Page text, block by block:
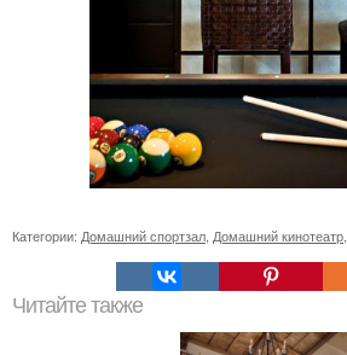
Категории: Домашний спортзал, Домашний кинотеатр,
Читайте также